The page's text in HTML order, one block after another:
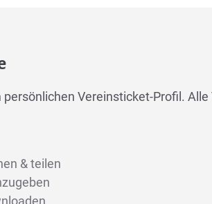
Vereinsticket-Profil.
& teilen